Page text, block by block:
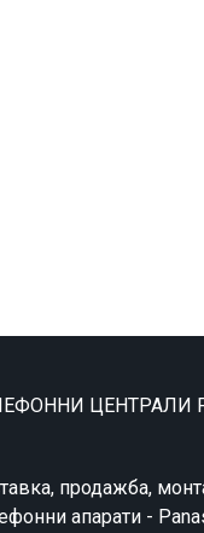
ЦЕНТРАЛИ
продажба,
апарати -